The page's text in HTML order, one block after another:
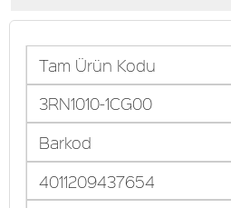
Tam Ürün Kodu
3RN1010-1CG00
Barkod
4011209437654